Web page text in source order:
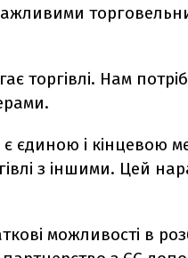
торгівлі. Нам
єдиною і кінцевою
з іншими. Цей
можливості в